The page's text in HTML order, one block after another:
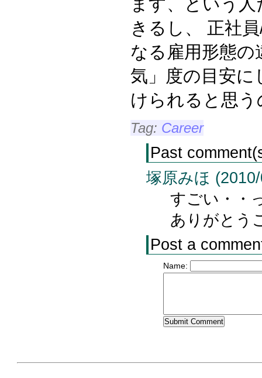
きるし、 正社
なる雇用形態
気」度の目安
けられると思
Tag: Career
Past
塚原みほ
すごい・・
ありがとう
Post a
Name: